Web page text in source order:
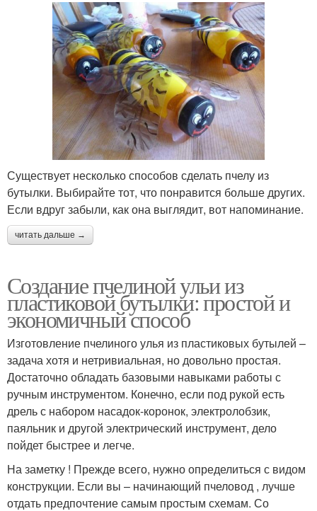
Существует несколько способов сделать пчелу из
бутылки. Выбирайте тот, что понравится больше других.
Если вдруг забыли, как она выглядит, вот напоминание.
читать дальше →
Создание пчелиной ульи из
пластиковой бутылки: простой и
экономичный способ
Изготовление пчелиного улья из пластиковых бутылей –
задача хотя и нетривиальная, но довольно простая.
Достаточно обладать базовыми навыками работы с
ручным инструментом. Конечно, если под рукой есть
дрель с набором насадок-коронок, электролобзик,
паяльник и другой электрический инструмент, дело
пойдет быстрее и легче.
На заметку ! Прежде всего, нужно определиться с видом
конструкции. Если вы – начинающий пчеловод , лучше
отдать предпочтение самым простым схемам. Со